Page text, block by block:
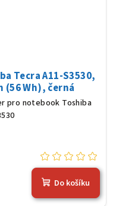
Tecra A11-S3530,
(56 Wh), černá
pro notebook Toshiba
Do košíku